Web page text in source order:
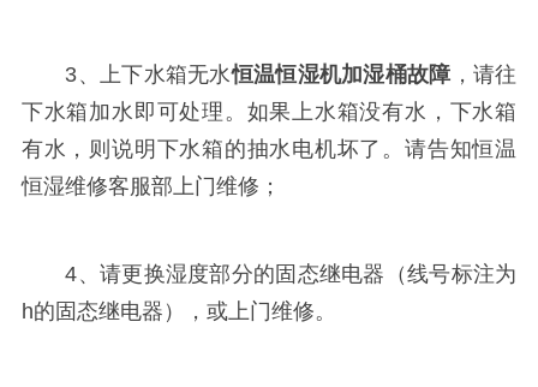
3、上下水箱无水恒温恒湿机加湿桶故障 ，请往
下水箱加水即可处理。如果上水箱没有水，下水箱
有水，则说明下水箱的抽水电机坏了。请告知恒温
恒湿维修客服部上门维修；
4、请更换湿度部分的固态继电器（线号标注为
h的固态继电器），或上门维修。